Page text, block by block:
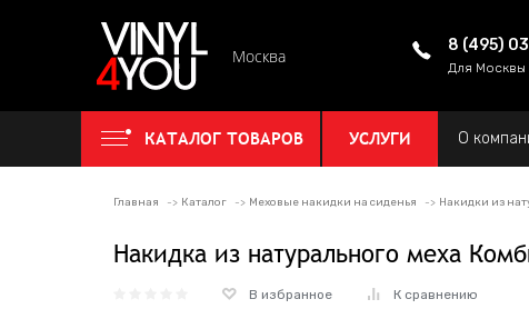
Москва
8 (495)
Для Москвы
КАТАЛОГ ТОВАРОВ УСЛУГИ О
Главная Каталог Меховые накидки на сиденья Накидки из
Накидка из натурального меха
В избранное К сравнению